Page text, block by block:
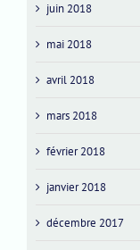
juin 2018
mai 2018
avril 2018
mars 2018
février 2018
janvier 2018
décembre 2017